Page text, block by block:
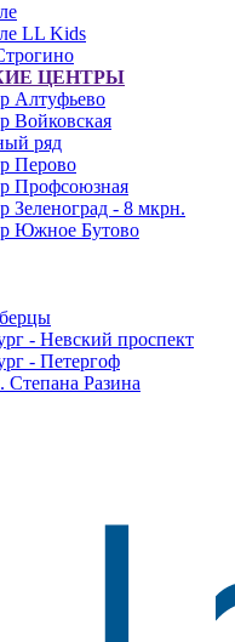
LL Kids
ЦЕНТРЫ
Алтуфьево
Войковская
ряд
Перово
Профсоюзная
Зеленоград - 8 мкрн.
Южное Бутово
- Невский проспект
- Петергоф
Степана Разина